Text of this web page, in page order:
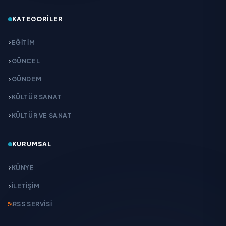
KATEGORILER
EĞITIM
GÜNCEL
GÜNDEM
KÜLTÜR SANAT
KÜLTÜR VE SANAT
KURUMSAL
KÜNYE
İLETIŞIM
RSS SERVISI